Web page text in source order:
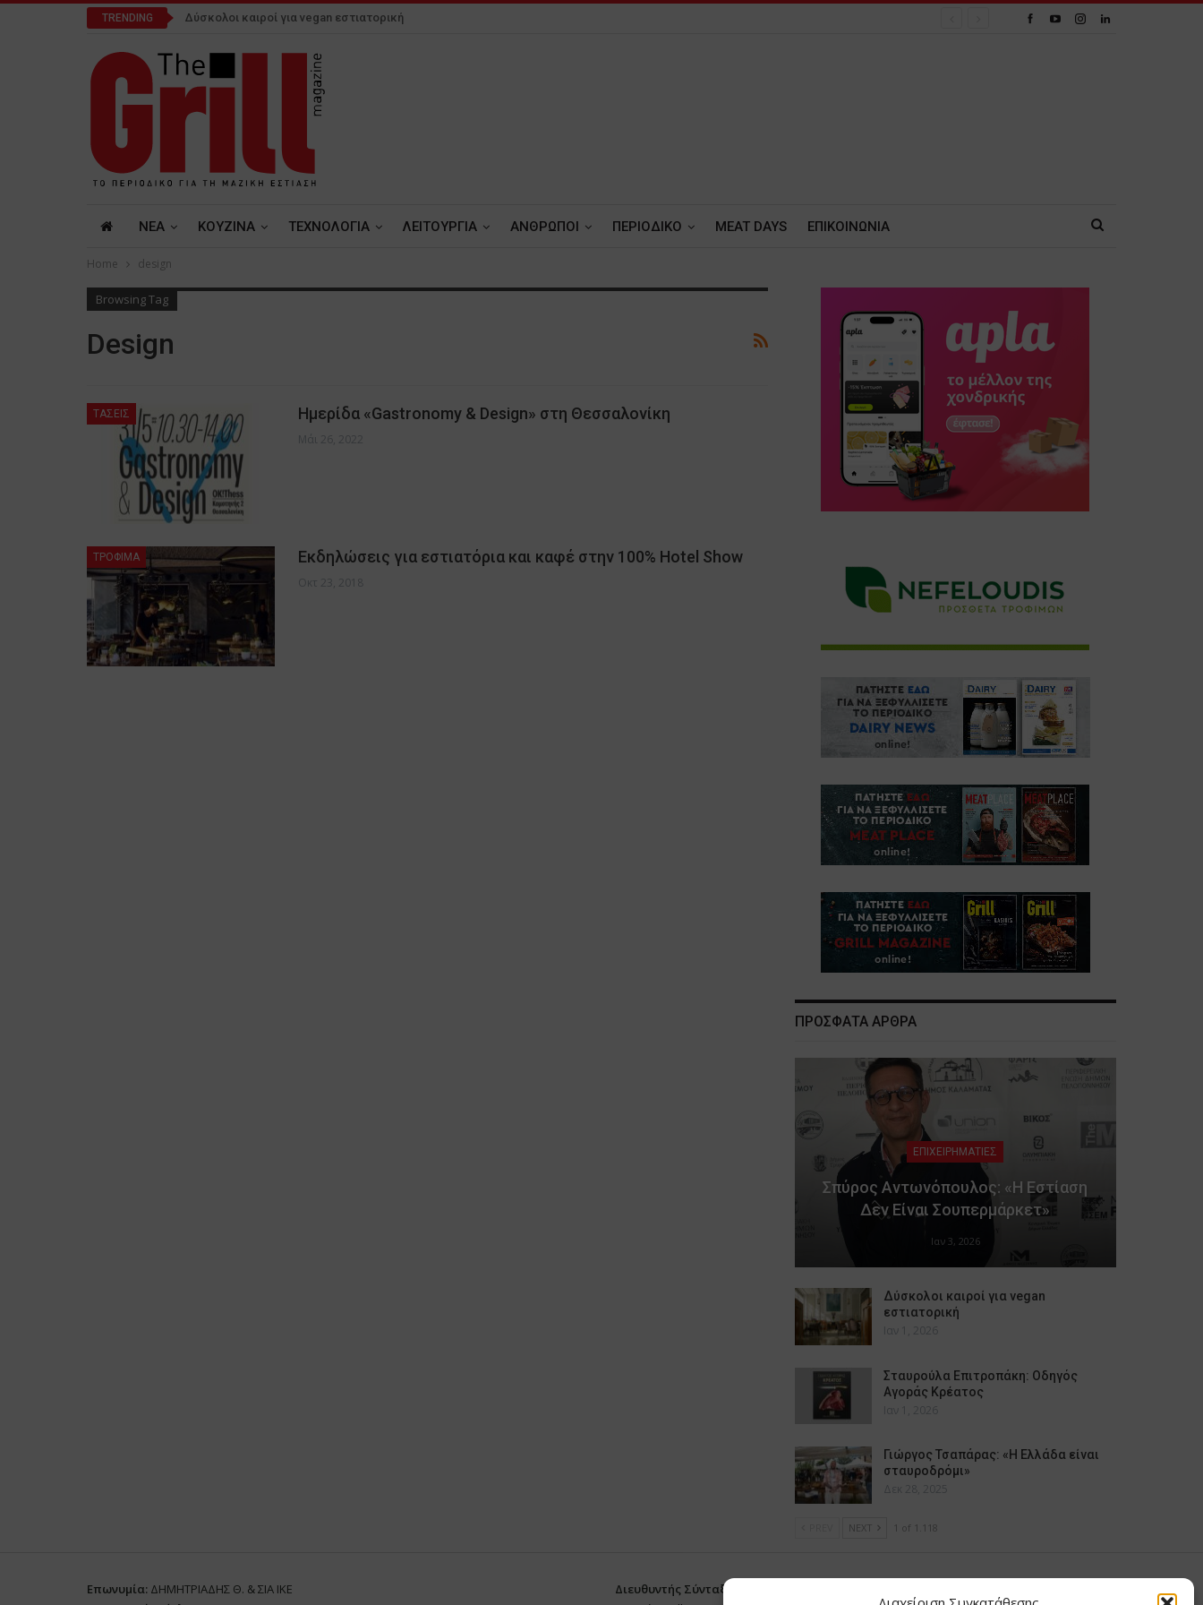
TRENDING Δύσκολοι καιροί για vegan εστιατορική
NEA ΚΟΥΖΙΝΑ ΤΕΧΝΟΛΟΓΙΑ ΛΕΙΤΟΥΡΓΙΑ ΑΝΘΡΩΠΟΙ ΠΕΡΙΟΔΙΚΟ MEAT DAYS ΕΠΙΚΟΙΝΩΝΙΑ
Home design
Browsing Tag
Design
ΤΑΣΕΙΣ Ημερίδα «Gastronomy & Design» στη Θεσσαλονίκη
Μάι 26, 2022
ΤΡΟΦΙΜΑ Εκδηλώσεις για εστιατόρια και καφέ στην 100% Hotel Show
Οκτ 23, 2018
ΠΡΟΣΦΑΤΑ ΑΡΘΡΑ
ΕΠΙΧΕΙΡΗΜΑΤΙΕΣ
Σπύρος Αντωνόπουλος: «Η Εστίαση
Δεν Είναι Σουπερμάρκετ»
Ιαν 3, 2026
Δύσκολοι καιροί για vegan
εστιατορική
Ιαν 1, 2026
Σταυρούλα Επιτροπάκη: Οδηγός
Αγοράς Κρέατος
Ιαν 1, 2026
Γιώργος Τσαπάρας: «Η Ελλάδα είναι
σταυροδρόμι»
Δεκ 28, 2025
NEXT 1 of 1.118
Επωνυμία: ΔΗΜΗΤΡΙΑΔΗΣ Θ. & ΣΙΑ ΙΚΕ
Διευθυντής Σύνταξης: